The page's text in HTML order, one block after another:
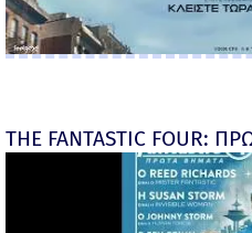
THE FANTASTIC FOUR: